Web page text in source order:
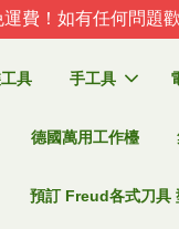
運費，請多加利用喔
具 手工具
德國萬用工作檯
預訂 Freud各式刀具